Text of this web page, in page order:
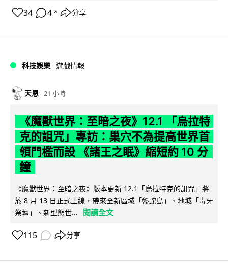
34 4 ↗ 分享
科技娛樂 遊戲情報
天恩 21 小時
《魔獸世界：至暗之夜》12.1 「烏拉特
克的詛咒」專訪：巢穴不為提高世界首
領門檻而設 《諸王之眠》縮短約 10 分
鐘
《魔獸世界：至暗之夜》版本更新 12.1「烏拉特克的詛咒」將
於 8 月 13 日正式上線，帶來全新區域「盤蛇島」、地城「毒牙
祭壇」、新型態世...
閱讀全文
115 分享